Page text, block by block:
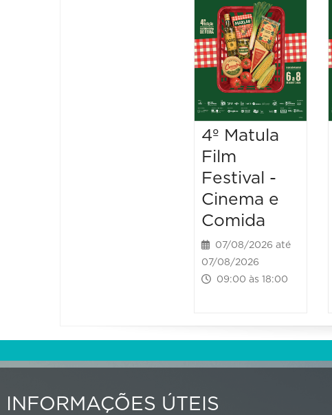
4º Matula
Film
Festival -
Cinema e
Comida
07/08/2026 até
07/08/2026
09:00 às 18:00
INFORMAÇÕES ÚTEIS